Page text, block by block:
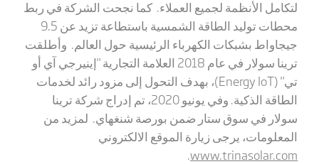
لتكامل الأنظمة لجميع العملاء. كما نجحت الشركة في ربط
محطات توليد الطاقة الشمسية باستطاعة تزيد عن 9.5
جيجاواط بشبكات الكهرباء الرئيسية حول العالم. وأطلقت
ترينا سولار في عام 2018 العلامة التجارية "إينيرجي آي أو
تي" (Energy IoT)، بهدف التحول إلى مزود رائد لخدمات
الطاقة الذكية. وفي يونيو 2020، تم إدراج شركة ترينا
سولار في سوق ستار ضمن بورصة شنغهاي. لمزيد من
المعلومات، يرجى زيارة الموقع الالكتروني
www.trinasolar.com
.